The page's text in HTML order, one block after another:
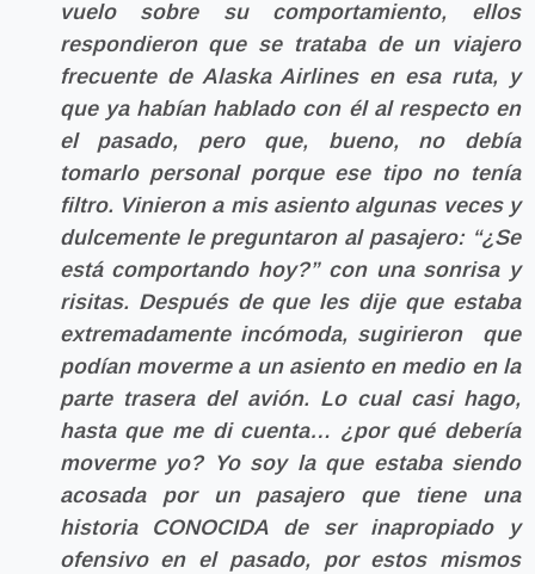
vuelo sobre su comportamiento, ellos
respondieron que se trataba de un viajero
frecuente de Alaska Airlines en esa ruta, y
que ya habían hablado con él al respecto en
el pasado, pero que, bueno, no debía
tomarlo personal porque ese tipo no tenía
filtro. Vinieron a mis asiento algunas veces y
dulcemente le preguntaron al pasajero: “¿Se
está comportando hoy?” con una sonrisa y
risitas. Después de que les dije que estaba
extremadamente incómoda, sugirieron que
podían moverme a un asiento en medio en la
parte trasera del avión. Lo cual casi hago,
hasta que me di cuenta… ¿por qué debería
moverme yo? Yo soy la que estaba siendo
acosada por un pasajero que tiene una
historia CONOCIDA de ser inapropiado y
ofensivo en el pasado, por estos mismos